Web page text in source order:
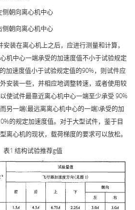
侧朝向离心机中心
侧朝向离心机中心
安装在离心机上之后，应进行测量和计算，
机中心一端承受的加速度值不小于试验规定
加速度值小于试验规定值的90%，则试件应
安装一些，并相应地调整转速，或者使用较
使试件最靠近离心机中心一端至少承受 90%
另一端(最远离离心机中心的一端)承受的加
的规定加速度值。对于大型试件，鉴于目
离心机的现状，载荷梯度的要求可以放松。
表1 结构试验推荐g值